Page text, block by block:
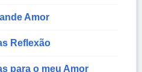
Amor
Reflexão
para o meu Amor